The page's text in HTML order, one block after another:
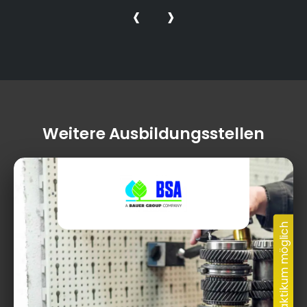
‹ ›
Weitere Ausbildungsstellen